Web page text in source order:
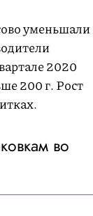
уменьшали
2020
200 г. Рост
во